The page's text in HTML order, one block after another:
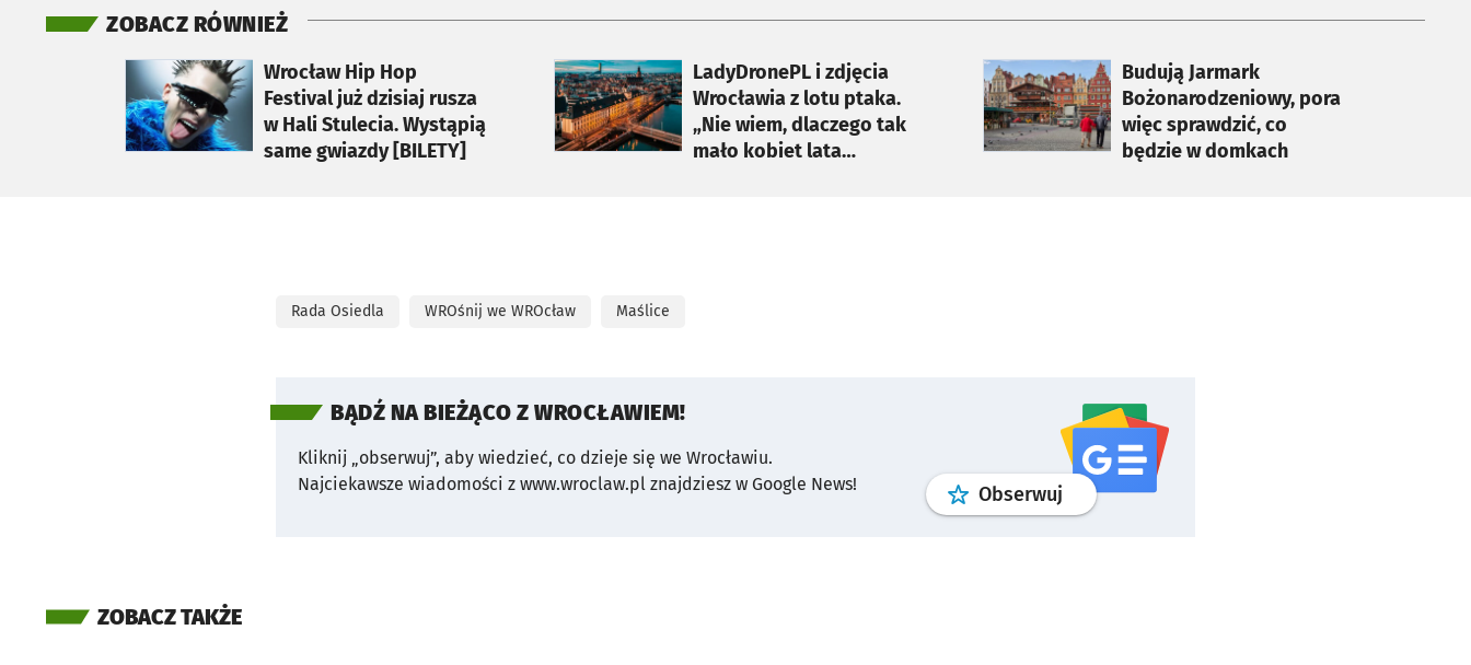
ZOBACZ RÓWNIEŻ
Wrocław Hip Hop
Festival już dzisiaj rusza
w Hali Stulecia. Wystąpią
same gwiazdy [BILETY]
otworzy się w nowej karcie
LadyDronePL i zdjęcia
Wrocławia z lotu ptaka.
„Nie wiem, dlaczego tak
mało kobiet lata
otworzy się w nowej karcie
Budują Jarmark
Bożonarodzeniowy, pora
więc sprawdzić, co
będzie w domkach
otworzy się w nowej karcie
Rada Osiedla WROśnij we WROcław Maślice
BĄDŹ NA BIEŻĄCO Z WROCŁAWIEM!
Kliknij „obserwuj”, aby wiedzieć, co dzieje się we Wrocławiu.
Najciekawsze wiadomości z www.wroclaw.pl znajdziesz w Google News!
Obserwuj profilgoogle news
ZOBACZ TAKŻE